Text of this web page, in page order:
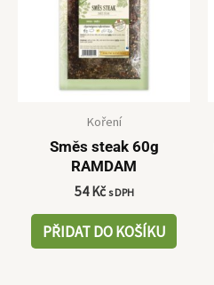
Koření
Směs steak 60g
RAMDAM
54Kč s DPH
PŘIDAT DO KOŠÍKU